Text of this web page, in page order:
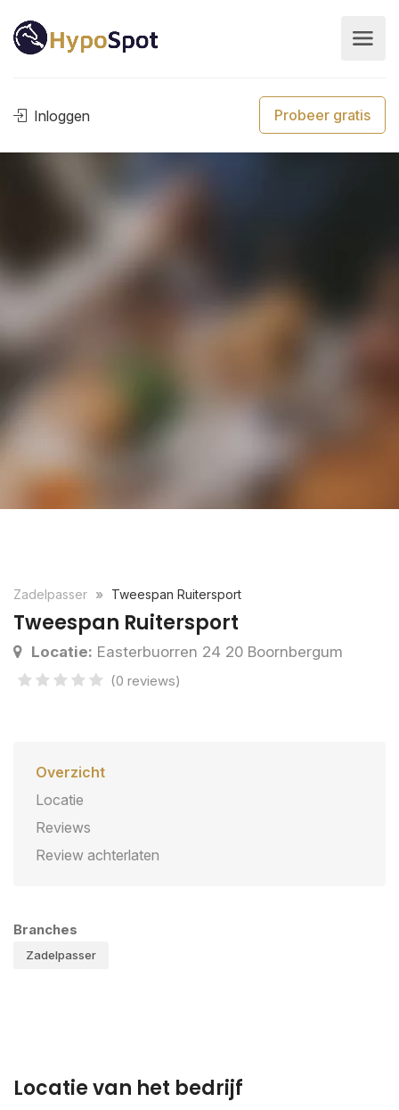
Inloggen Probeer gratis
Zadelpasser Tweespan Ruitersport
Tweespan Ruitersport
Locatie: Easterbuorren 24 20 Boornbergum
(0 reviews)
Overzicht
Locatie
Reviews
Review achterlaten
Branches
Zadelpasser
Locatie van het bedrijf